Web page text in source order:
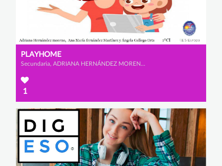
PLAYHOME
Secundaria, ADRIANA HERNÁNDEZ MORENO, ÁNGELA GALLEGO ORTS y ANA MARÍA FERNÁNDEZ MARTÍNEZ
1